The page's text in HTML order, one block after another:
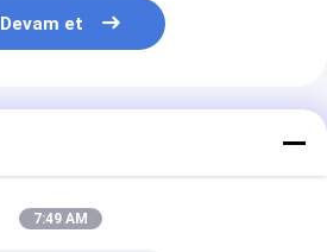
Devam et
7:49 AM